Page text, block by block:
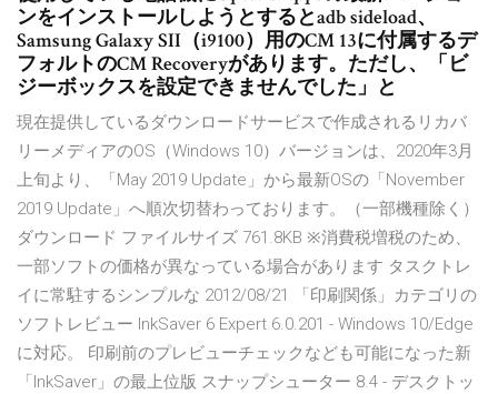
ンをインストールしようとするとadb sideload、
Samsung Galaxy SII（i9100）用のCM 13に付属するデ
フォルトのCM Recoveryがあります。ただし、「ビ
ジーボックスを設定できませんでした」と
現在提供しているダウンロードサービスで作成されるリカバ
リーメディアのOS（Windows 10）バージョンは、2020年3月
上旬より、「May 2019 Update」から最新OSの「November
2019 Update」へ順次切替わっております。（一部機種除く）
ダウンロード ファイルサイズ 761.8KB ※消費税増税のため、
一部ソフトの価格が異なっている場合があります タスクトレ
イに常駐するシンプルな 2012/08/21 「印刷関係」カテゴリの
ソフトレビュー InkSaver 6 Expert 6.0.201 - Windows 10/Edge
に対応。 印刷前のプレビューチェックなども可能になった新
「InkSaver」の最上位版 スナップシューター 8.4 - デスクトッ